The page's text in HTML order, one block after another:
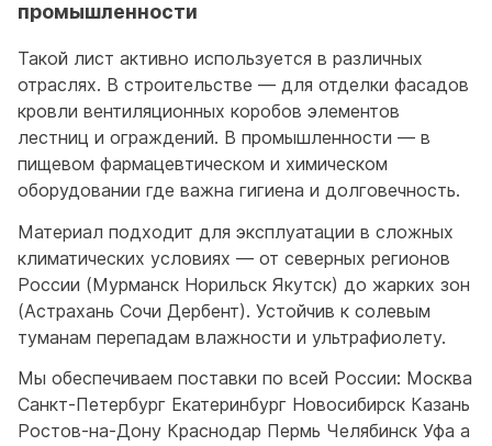
промышленности
Такой лист активно используется в различных
отраслях. В строительстве — для отделки фасадов
кровли вентиляционных коробов элементов
лестниц и ограждений. В промышленности — в
пищевом фармацевтическом и химическом
оборудовании где важна гигиена и долговечность.
Материал подходит для эксплуатации в сложных
климатических условиях — от северных регионов
России (Мурманск Норильск Якутск) до жарких зон
(Астрахань Сочи Дербент). Устойчив к солевым
туманам перепадам влажности и ультрафиолету.
Мы обеспечиваем поставки по всей России: Москва
Санкт-Петербург Екатеринбург Новосибирск Казань
Ростов-на-Дону Краснодар Пермь Челябинск Уфа а